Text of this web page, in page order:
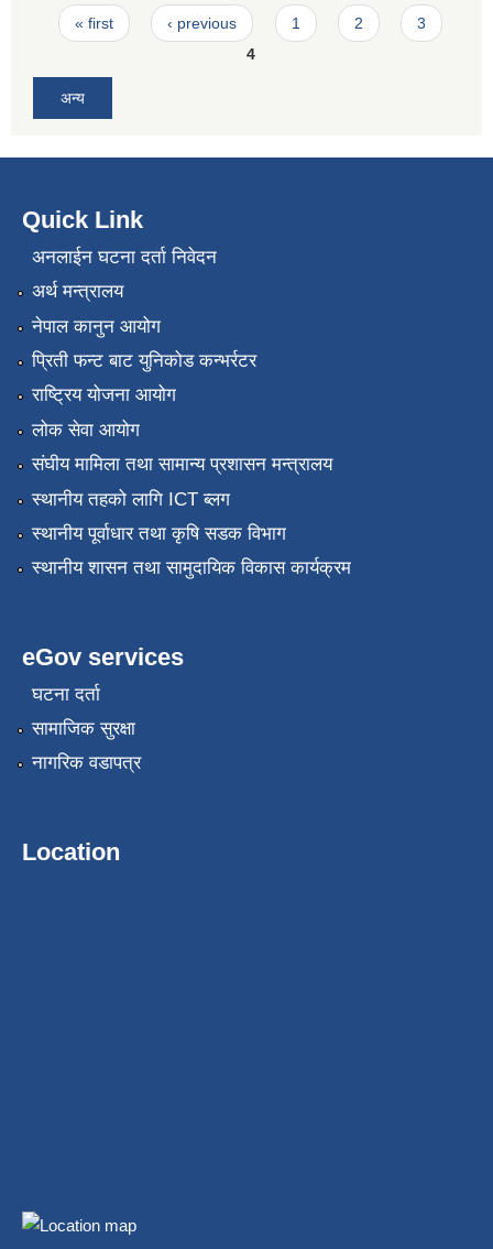
Pages
« first ‹ previous 1 2
3
4
अन्य
Quick Link
अनलाईन घटना दर्ता निवेदन
अर्थ मन्त्रालय
नेपाल कानुन आयोग
प्रिती फन्ट बाट युनिकोड कन्भर्रटर
राष्ट्रिय योजना आयोग
लोक सेवा आयोग
संघीय मामिला तथा सामान्य प्रशासन मन्त्रालय
स्थानीय तहको लागि ICT ब्लग
स्थानीय पूर्वाधार तथा कृषि सडक विभाग
स्थानीय शासन तथा सामुदायिक विकास कार्यक्रम
eGov services
घटना दर्ता
सामाजिक सुरक्षा
नागरिक वडापत्र
Location